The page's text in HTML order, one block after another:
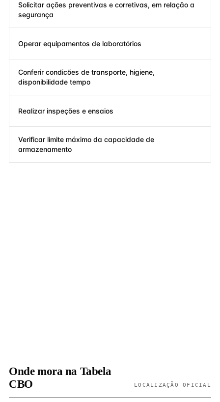
Solicitar ações preventivas e corretivas, em relação a
segurança
Operar equipamentos de laboratórios
Conferir condicões de transporte, higiene,
disponibilidade tempo
Realizar inspeções e ensaios
Verificar limite máximo da capacidade de
armazenamento
Onde mora na Tabela
CBO
LOCALIZAÇÃO OFICIAL